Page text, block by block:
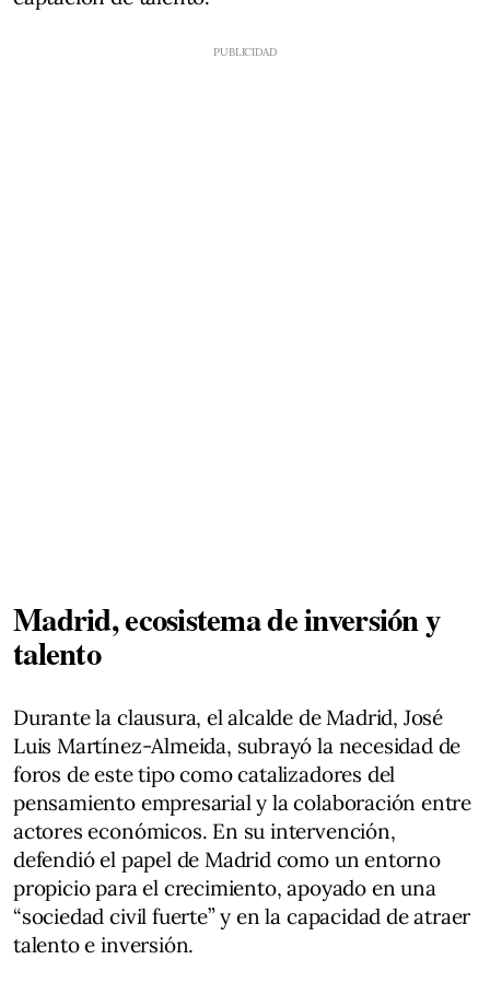
Madrid, ecosistema de inversión y
talento
Durante la clausura, el alcalde de Madrid, José
Luis Martínez-Almeida, subrayó la necesidad de
foros de este tipo como catalizadores del
pensamiento empresarial y la colaboración entre
actores económicos. En su intervención,
defendió el papel de Madrid como un entorno
propicio para el crecimiento, apoyado en una
“sociedad civil fuerte” y en la capacidad de atraer
talento e inversión.